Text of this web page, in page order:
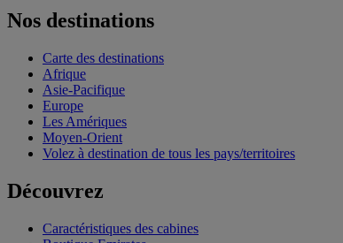
Nos destinations
Carte des destinations
Afrique
Asie-Pacifique
Europe
Les Amériques
Moyen-Orient
Volez à destination de tous les pays/territoires
Découvrez
Caractéristiques des cabines